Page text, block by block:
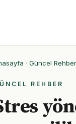
· Güncel Rehber
REHBER